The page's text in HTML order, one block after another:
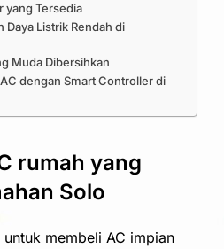
yang Tersedia
Daya Listrik Rendah di
Muda Dibersihkan
dengan Smart Controller di
rumah yang
Solo
membeli AC impian